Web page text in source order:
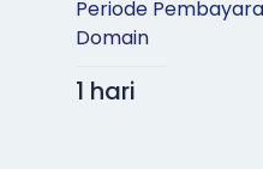
Periode
Domain
1 hari